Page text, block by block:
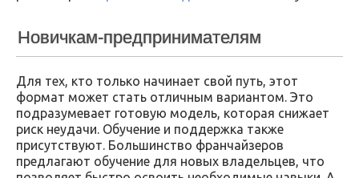
Новичкам-предпринимателям
Для тех, кто только начинает свой путь, этот
формат может стать отличным вариантом. Это
подразумевает готовую модель, которая снижает
риск неудачи. Обучение и поддержка также
присутствуют. Большинство франчайзеров
предлагают обучение для новых владельцев, что